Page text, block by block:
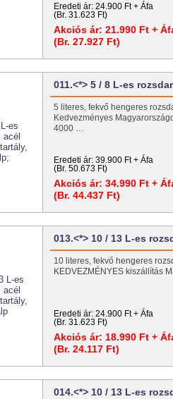
Eredeti ár: 24.900 Ft + Áfa
(Br. 31.623 Ft)
Akciós ár: 21.990 Ft +
(Br. 27.927 Ft)
011.<*> 5 / 8 L-es
5 literes, fekvő hengeres
Kedvezményes
4000 …
Eredeti ár: 39.900 Ft + Áfa
(Br. 50.673 Ft)
Akciós ár: 34.990 Ft +
(Br. 44.437 Ft)
013.<*> 10 / 13 L-es
10 literes, fekvő hengeres
KEDVEZMÉNYES kiszállítás
Eredeti ár: 24.900 Ft + Áfa
(Br. 31.623 Ft)
Akciós ár: 18.990 Ft +
(Br. 24.117 Ft)
014.<*> 10 / 13 L-es